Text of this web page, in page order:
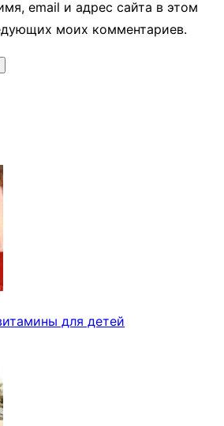
email и адрес сайта в этом
моих комментариев.
для детей